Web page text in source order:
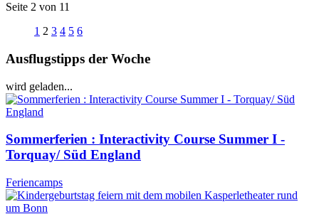
Seite 2 von 11
1 2 3 4 5 6
Ausflugstipps der Woche
wird geladen...
Sommerferien : Interactivity Course Summer I -
Torquay/ Süd England
Feriencamps